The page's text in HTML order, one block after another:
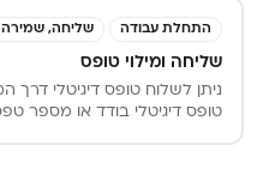
התחלת עבודה שליחה,
שליחה ומילוי טופס
טופס דיגיטלי בודד או מספר